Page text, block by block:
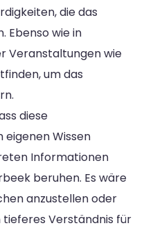
die das
Ebenso wie in
Veranstaltungen wie
um das
diese
eigenen Wissen
Informationen
beruhen. Es wäre
anzustellen oder
tieferes Verständnis für